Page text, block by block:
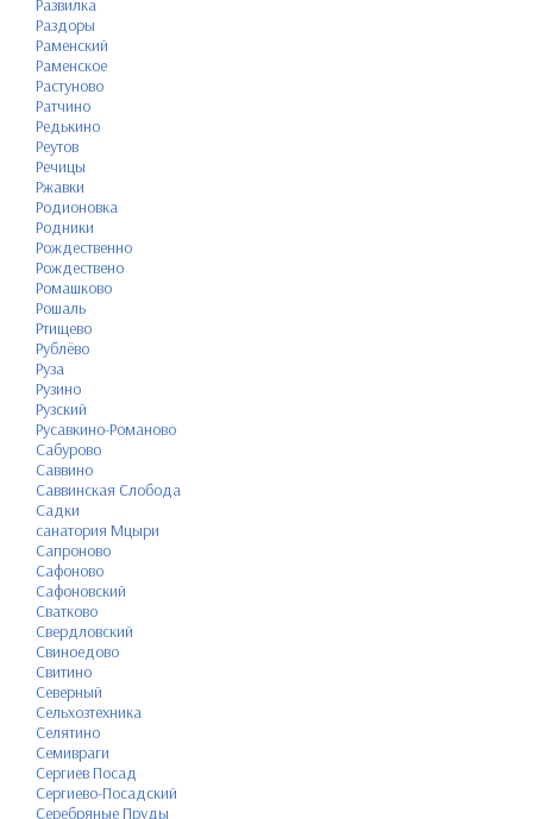
Раздоры
Раменский
Раменское
Растуново
Ратчино
Редькино
Реутов
Речицы
Ржавки
Родионовка
Родники
Рождественно
Рождествено
Ромашково
Рошаль
Ртищево
Рублёво
Руза
Рузино
Рузский
Русавкино-Романово
Сабурово
Саввино
Саввинская Слобода
Садки
санатория Мцыри
Сапроново
Сафоново
Сафоновский
Сватково
Свердловский
Свиноедово
Свитино
Северный
Сельхозтехника
Селятино
Семивраги
Сергиев Посад
Сергиево-Посадский
Серебряные Пруды